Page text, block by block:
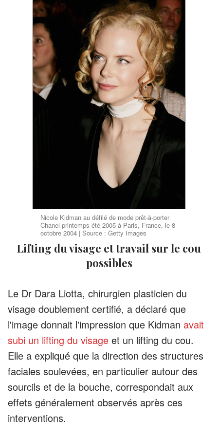
Nicole Kidman au défilé de mode prêt-à-porter
Chanel printemps-été 2005 à Paris, France, le 8
octobre 2004 | Source : Getty Images
Lifting du visage et travail sur le cou
possibles
Le Dr Dara Liotta, chirurgien plasticien du
visage doublement certifié, a déclaré que
l'image donnait l'impression que Kidman avait
subi un lifting du visage et un lifting du cou.
Elle a expliqué que la direction des structures
faciales soulevées, en particulier autour des
sourcils et de la bouche, correspondait aux
effets généralement observés après ces
interventions.